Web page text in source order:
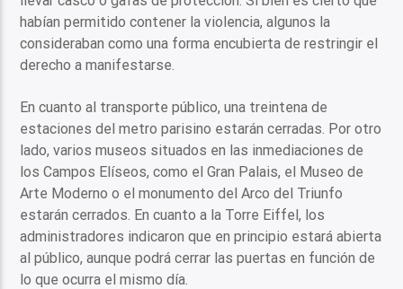
habían permitido contener la violencia, algunos la
consideraban como una forma encubierta de restringir el
derecho a manifestarse.
En cuanto al transporte público, una treintena de
estaciones del metro parisino estarán cerradas. Por otro
lado, varios museos situados en las inmediaciones de
los Campos Elíseos, como el Gran Palais, el Museo de
Arte Moderno o el monumento del Arco del Triunfo
estarán cerrados. En cuanto a la Torre Eiffel, los
administradores indicaron que en principio estará abierta
al público, aunque podrá cerrar las puertas en función de
lo que ocurra el mismo día.